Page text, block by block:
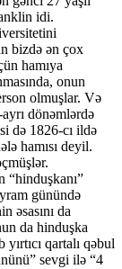
idi.
bizdə ən çox
hamıya
onun
olmuşlar. Və
dönəmlərdə
də 1826-cı ildə
hamısı deyil.
“hinduşkanı”
günündə
əsasını da
da hinduşka
qartalı qəbul
sevgi ilə “4